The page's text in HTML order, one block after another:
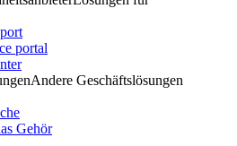
portal
Andere Geschäftslösungen
Gehör